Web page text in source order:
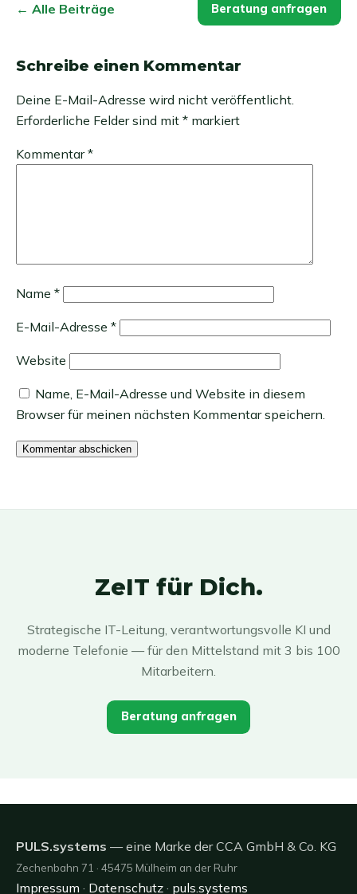
← Alle Beiträge Beratung anfragen
Schreibe einen Kommentar
Deine E-Mail-Adresse wird nicht veröffentlicht.
Erforderliche Felder sind mit * markiert
Kommentar*
Name *
E-Mail-Adresse *
Website
Name, E-Mail-Adresse und Website in diesem
Browser für meinen nächsten Kommentar speichern.
ZeIT für Dich.
Strategische IT-Leitung, verantwortungsvolle KI und
moderne Telefonie — für den Mittelstand mit 3 bis 100
Mitarbeitern.
Beratung anfragen
PULS.systems — eine Marke der CCA GmbH & Co. KG
Zechenbahn 71 · 45475 Mülheim an der Ruhr
Impressum · Datenschutz · puls.systems